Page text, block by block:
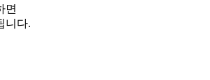
면
니다.